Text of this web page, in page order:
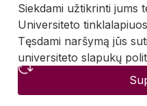
Siekdami užtikrinti jums
Universiteto
Tęsdami naršymą jūs
universiteto slapukų